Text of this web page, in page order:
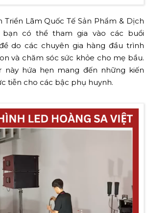
Triển Lãm Quốc Tế Sản Phẩm & Dịch
bạn có thể tham gia vào các buổi
do các chuyên gia hàng đầu trình
và chăm sóc sức khỏe cho mẹ bầu.
này hứa hẹn mang đến những kiến
tiễn cho các bậc phụ huynh.